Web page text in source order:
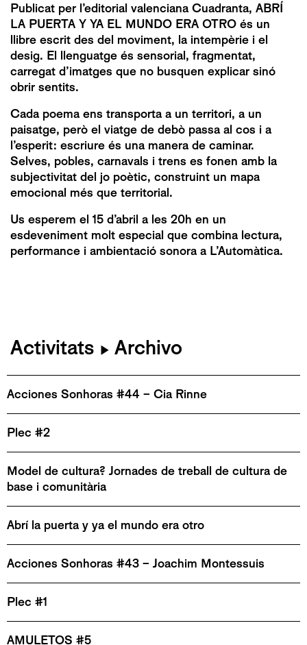
Publicat per l’editorial valenciana Cuadranta, ABRÍ
LA PUERTA Y YA EL MUNDO ERA OTRO és un
llibre escrit des del moviment, la intempèrie i el
desig. El llenguatge és sensorial, fragmentat,
carregat d’imatges que no busquen explicar sinó
obrir sentits.
Cada poema ens transporta a un territori, a un
paisatge, però el viatge de debò passa al cos i a
l’esperit: escriure és una manera de caminar.
Selves, pobles, carnavals i trens es fonen amb la
subjectivitat del jo poètic, construint un mapa
emocional més que territorial.
Us esperem el 15 d’abril a les 20h en un
esdeveniment molt especial que combina lectura,
performance i ambientació sonora a L’Automàtica.
Activitats ▶ Archivo
Acciones Sonhoras #44 – Cia Rinne
Plec #2
Model de cultura? Jornades de treball de cultura de
base i comunitària
Abrí la puerta y ya el mundo era otro
Acciones Sonhoras #43 – Joachim Montessuis
Plec #1
AMULETOS #5